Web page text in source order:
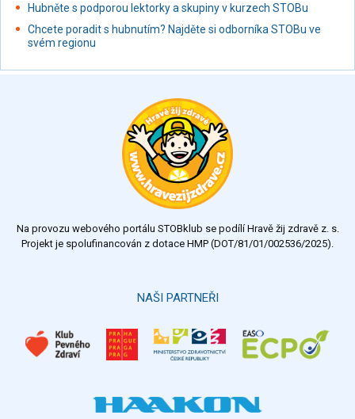
Hubněte s podporou lektorky a skupiny v kurzech STOBu
Chcete poradit s hubnutím? Najděte si odborníka STOBu ve
svém regionu
Na provozu webového portálu STOBklub se podílí Hravě žij zdravě z. s.
Projekt je spolufinancován z dotace HMP (DOT/81/01/002536/2025).
NAŠI PARTNEŘI